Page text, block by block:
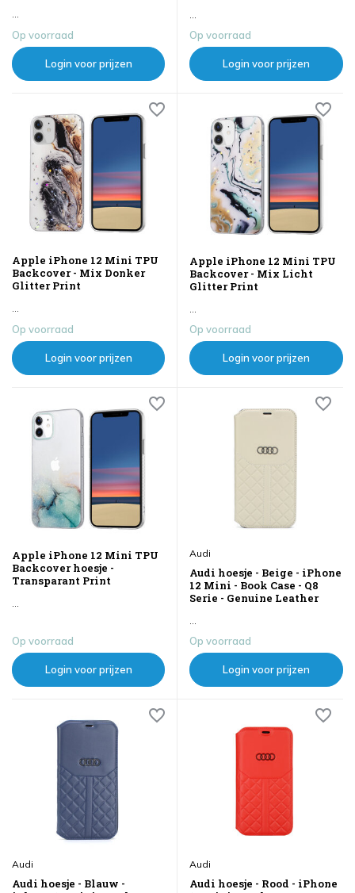
Op voorraad
Login voor prijzen
Op voorraad
Login voor prijzen
Apple iPhone 12 Mini TPU
Backcover - Mix Donker
Glitter Print
...
Op voorraad
Login voor prijzen
Apple iPhone 12 Mini TPU
Backcover - Mix Licht
Glitter Print
...
Op voorraad
Login voor prijzen
Apple iPhone 12 Mini TPU
Backcover hoesje -
Transparant Print
Op voorraad
Login voor prijzen
Audi
Audi hoesje - Beige - iPhone
12 Mini - Book Case - Q8
Serie - Genuine Leather
Op voorraad
Login voor prijzen
Audi
Audi hoesje - Blauw -
Audi
Audi hoesje - Rood - iPhone